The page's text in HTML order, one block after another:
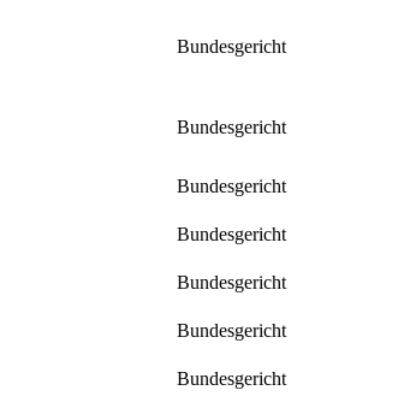
Bundesgericht
Bundesgericht
Bundesgericht
Bundesgericht
Bundesgericht
Bundesgericht
Bundesgericht